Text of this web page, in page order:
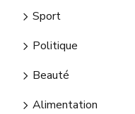
Sport
Politique
Beauté
Alimentation